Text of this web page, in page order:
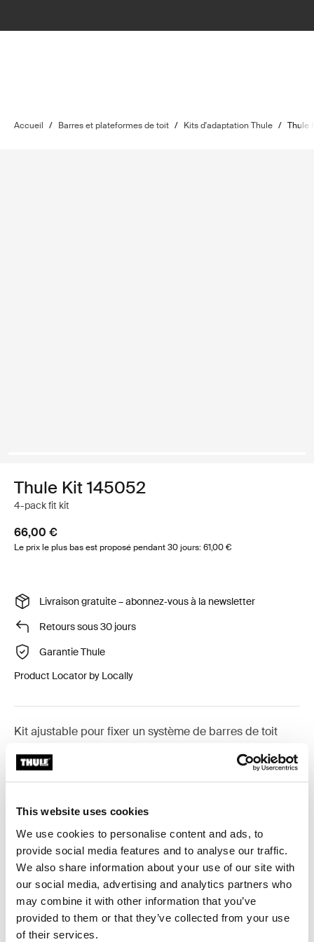
This website uses cookies
We use cookies to personalise content and ads, to
provide social media features and to analyse our traffic.
We also share information about your use of our site with
our social media, advertising and analytics partners who
may combine it with other information that you’ve
provided to them or that they’ve collected from your use
of their services.
Accueil / Barres et plateformes de toit / Kits d'adaptation Thule / Thule
Thule Kit 145052
4-pack fit kit
66,00 €
Le prix le plus bas est proposé pendant 30 jours: 61,00 €
Livraison gratuite – abonnez‑vous à la newsletter
Retours sous 30 jours
Garantie Thule
Product Locator by Locally
Kit ajustable pour fixer un système de barres de toit
préexistants ou de barres installées en usine.
Toggle features
Toutes les caractéristiques
Toggle techspec
Caractéristiques techniques
Toggle guides and instructions
Instructions